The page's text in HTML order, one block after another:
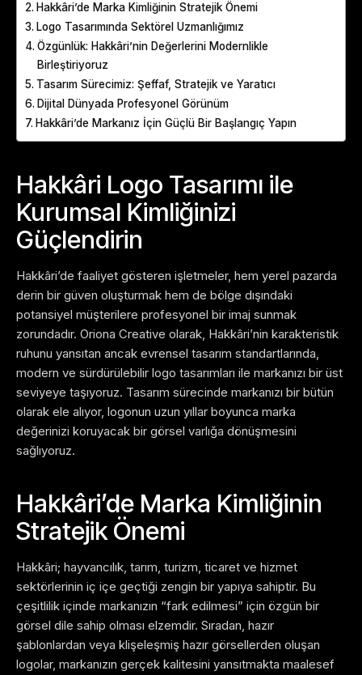
Hakkâri’de Marka Kimliğinin Stratejik Önemi
Logo Tasarımında Sektörel Uzmanlığımız
Özgünlük: Hakkâri’nin Değerlerini Modernlikle
Birleştiriyoruz
Tasarım Sürecimiz: Şeffaf, Stratejik ve Yaratıcı
Dijital Dünyada Profesyonel Görünüm
Hakkâri’de Markanız İçin Güçlü Bir Başlangıç Yapın
Hakkâri Logo Tasarımı ile
Kurumsal Kimliğinizi
Güçlendirin
Hakkâri’de faaliyet gösteren işletmeler, hem yerel pazarda
derin bir güven oluşturmak hem de bölge dışındaki
potansiyel müşterilere profesyonel bir imaj sunmak
zorundadır. Oriona Creative olarak, Hakkâri’nin karakteristik
ruhunu yansıtan ancak evrensel tasarım standartlarında,
modern ve sürdürülebilir logo tasarımları ile markanızı bir üst
seviyeye taşıyoruz. Tasarım sürecinde markanızı bir bütün
olarak ele alıyor, logonun uzun yıllar boyunca marka
değerinizi koruyacak bir görsel varlığa dönüşmesini
sağlıyoruz.
Hakkâri’de Marka Kimliğinin
Stratejik Önemi
Hakkâri; hayvancılık, tarım, turizm, ticaret ve hizmet
sektörlerinin iç içe geçtiği zengin bir yapıya sahiptir. Bu
çeşitlilik içinde markanızın “fark edilmesi” için özgün bir
görsel dile sahip olması elzemdir. Sıradan, hazır
şablonlardan veya klişeleşmiş hazır görsellerden oluşan
logolar, markanızın gerçek kalitesini yansıtmakta maalesef